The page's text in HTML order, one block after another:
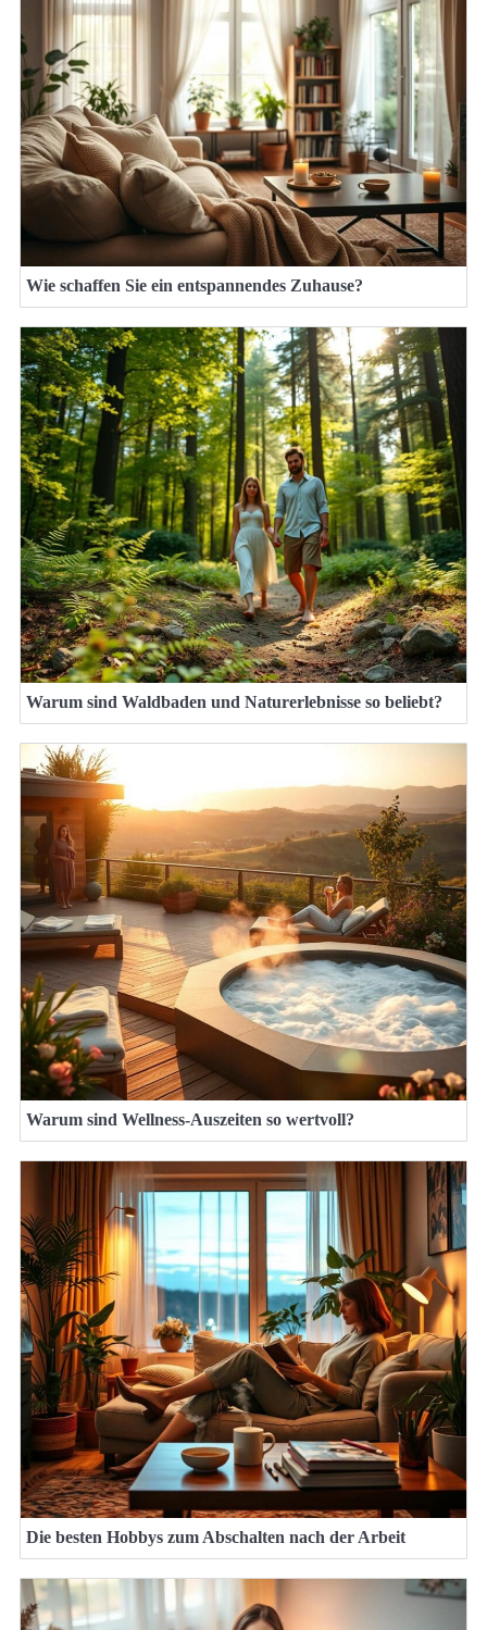
Wie schaffen Sie ein entspannendes Zuhause?
Warum sind Waldbaden und Naturerlebnisse so beliebt?
Warum sind Wellness-Auszeiten so wertvoll?
Die besten Hobbys zum Abschalten nach der Arbeit